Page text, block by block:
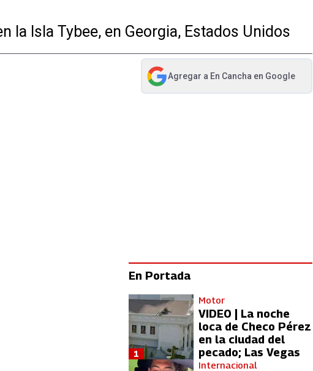
la Isla Tybee, en Georgia, Estados Unidos
Agregar a En Cancha en Google
abre en nueva pestaña
En Portada
Motor
VIDEO | La noche
loca de Checo Pérez
en la ciudad del
pecado; Las Vegas
1
Internacional